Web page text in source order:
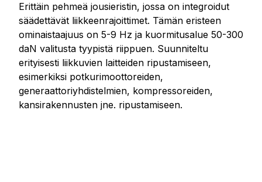
Estonian
Finnish
Danish
Erittäin pehmeä jousieristin, jossa on integroidut
säädettävät liikkeenrajoittimet. Tämän eristeen
ominaistaajuus on 5-9 Hz ja kuormitusalue 50-300
daN valitusta tyypistä riippuen. Suunniteltu
erityisesti liikkuvien laitteiden ripustamiseen,
esimerkiksi potkurimoottoreiden,
generaattoriyhdistelmien, kompressoreiden,
kansirakennusten jne. ripustamiseen.